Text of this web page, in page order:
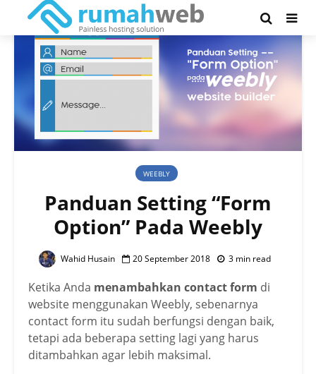
WEEBLY
Panduan Setting “Form
Option” Pada Weebly
Wahid Husain 20 September 2018 3 min read
Ketika Anda menambahkan contact form di
website menggunakan Weebly, sebenarnya
contact form itu sudah berfungsi dengan baik,
tetapi ada beberapa setting lagi yang harus
ditambahkan agar lebih maksimal.